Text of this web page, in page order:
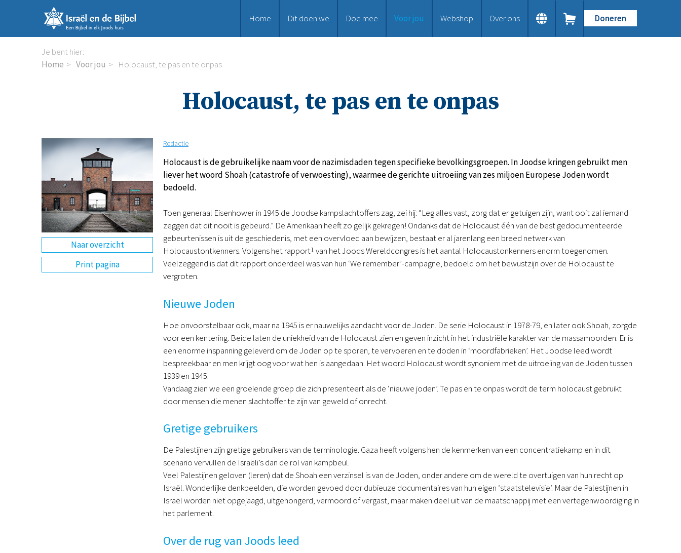
Home Dit doen we Doe mee Voor jou Webshop Over ons Doneren
Je bent hier:
Home
Voor jou Holocaust, te pas en te onpas
Holocaust, te pas en te onpas
Naar overzicht
Print pagina
Redactie
Holocaust is de gebruikelijke naam voor de nazimisdaden tegen specifieke bevolkingsgroepen. In Joodse kringen gebruikt men
liever het woord Shoah (catastrofe of verwoesting), waarmee de gerichte uitroeiing van zes miljoen Europese Joden wordt
bedoeld.
Toen generaal Eisenhower in 1945 de Joodse kampslachtoffers zag, zei hij: “Leg alles vast, zorg dat er getuigen zijn, want ooit zal iemand
zeggen dat dit nooit is gebeurd.” De Amerikaan heeft zo gelijk gekregen! Ondanks dat de Holocaust één van de best gedocumenteerde
gebeurtenissen is uit de geschiedenis, met een overvloed aan bewijzen, bestaat er al jarenlang een breed netwerk van
Holocaustontkenners. Volgens het rapport1 van het Joods Wereldcongres is het aantal Holocaustonkenners enorm toegenomen.
Veelzeggend is dat dit rapport onderdeel was van hun ‘We remember’-campagne, bedoeld om het bewustzijn over de Holocaust te
vergroten.
Nieuwe Joden
Hoe onvoorstelbaar ook, maar na 1945 is er nauwelijks aandacht voor de Joden. De serie Holocaust in 1978-79, en later ook Shoah, zorgde
voor een kentering. Beide laten de uniekheid van de Holocaust zien en geven inzicht in het industriële karakter van de massamoorden. Er is
een enorme inspanning geleverd om de Joden op te sporen, te vervoeren en te doden in ‘moordfabrieken’. Het Joodse leed wordt
bespreekbaar en men krijgt oog voor wat hen is aangedaan. Het woord Holocaust wordt synoniem met de uitroeiing van de Joden tussen
1939 en 1945.
Vandaag zien we een groeiende groep die zich presenteert als de ‘nieuwe joden’. Te pas en te onpas wordt de term holocaust gebruikt
door mensen die menen slachtoffer te zijn van geweld of onrecht.
Gretige gebruikers
De Palestijnen zijn gretige gebruikers van de terminologie. Gaza heeft volgens hen de kenmerken van een concentratiekamp en in dit
scenario vervullen de Israëli’s dan de rol van kampbeul.
Veel Palestijnen geloven (leren) dat de Shoah een verzinsel is van de Joden, onder andere om de wereld te overtuigen van hun recht op
Israël. Wonderlijke denkbeelden, die worden gevoed door dubieuze documentaires van hun eigen ‘staatstelevisie’. Maar de Palestijnen in
Israël worden niet opgejaagd, uitgehongerd, vermoord of vergast, maar maken deel uit van de maatschappij met een vertegenwoordiging in
het parlement.
Over de rug van Joods leed
Doneer
Bid mee
Voor jou
Kennisbank
Podcast
Magazine
Digitale nieuwsbrief
Webshop
Over ons
Onze visie
Geschiedenis
ANBI